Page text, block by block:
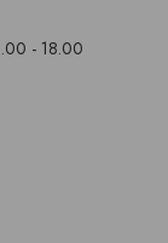
- 18.00